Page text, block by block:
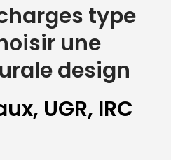
type
une
design
UGR, IRC